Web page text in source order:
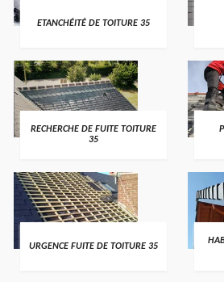
ETANCHÉITÉ DE TOITURE 35
RECHERCHE DE FUITE TOITURE
35
URGENCE FUITE DE TOITURE 35